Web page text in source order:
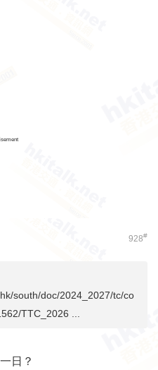
928#
south/doc/2024_2027/tc/co
TTC_2026 ...
日？